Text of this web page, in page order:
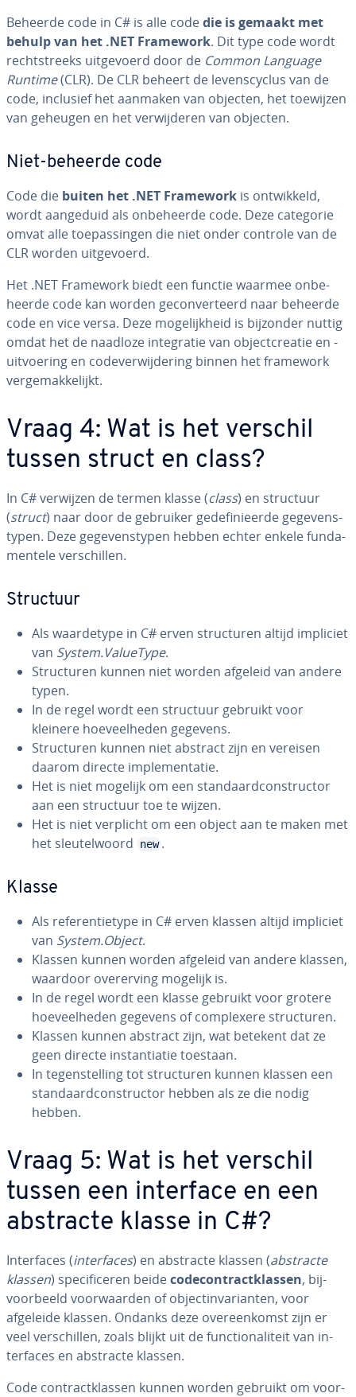
Beheerde code in C# is alle codedie is gemaakt met
behulp van het .NET Framework. Dit type code wordt
recht­streeks uit­ge­voerd door de Common Language
Runtime(CLR). De CLR beheert de le­vens­cy­clus van de
code, inclusief het aanmaken van objecten, het toewijzen
van geheugen en het ver­wij­de­ren van objecten.
Niet-beheerde code
Code die buiten het .NET Framework is ont­wik­keld,
wordt aangeduid als on­be­heer­de code. Deze categorie
omvat alle toe­pas­sin­gen die niet onder controle van de
CLR worden uit­ge­voerd.
Het .NET Framework biedt een functie waarmee on­be­
heer­de code kan worden ge­con­ver­teerd naar beheerde
code en vice versa. Deze mo­ge­lijk­heid is bijzonder nuttig
omdat het de naadloze in­te­gra­tie van ob­ject­cre­a­tie en -
uit­voe­ring en co­de­ver­wij­de­ring binnen het framework
ver­ge­mak­ke­lijkt.
Vraag 4: Wat is het verschil
tussen struct en class?
In C# verwijzen de termen klasse (class) en structuur
(struct) naar door de gebruiker ge­de­fi­ni­eer­de ge­ge­vens­
ty­pen. Deze ge­ge­vens­ty­pen hebben echter enkele fun­da­
men­te­le ver­schil­len.
Structuur
Als waar­de­ty­pe in C# erven struc­tu­ren altijd impliciet
van System.ValueType.
Struc­tu­ren kunnen niet worden afgeleid van andere
typen.
In de regel wordt een structuur gebruikt voor
kleinere hoe­veel­he­den gegevens.
Struc­tu­ren kunnen niet abstract zijn en vereisen
daarom directe im­ple­men­ta­tie.
Het is niet mogelijk om een stan­daard­con­struc­tor
aan een structuur toe te wijzen.
Het is niet verplicht om een object aan te maken met
het sleu­tel­woord
new .
Klasse
Als re­fe­ren­ti­e­ty­pe in C# erven klassen altijd impliciet
van System.Object.
Klassen kunnen worden afgeleid van andere klassen,
waardoor over­er­ving mogelijk is.
In de regel wordt een klasse gebruikt voor grotere
hoe­veel­he­den gegevens of com­plexe­re struc­tu­ren.
Klassen kunnen abstract zijn, wat betekent dat ze
geen directe in­stan­ti­a­tie toestaan.
In te­gen­stel­ling tot struc­tu­ren kunnen klassen een
stan­daard­con­struc­tor hebben als ze die nodig
hebben.
Vraag 5: Wat is het verschil
tussen een interface en een
abstracte klasse in C#?
In­ter­fa­ces (in­ter­fa­ces) en abstracte klassen (abstracte
klassen) spe­ci­fi­ce­ren beideco­de­con­tract­klas­sen, bij­
voor­beeld voor­waar­den of ob­ject­in­va­ri­an­ten, voor
afgeleide klassen. Ondanks deze over­een­komst zijn er
veel ver­schil­len, zoals blijkt uit de func­ti­o­na­li­teit van in­
ter­fa­ces en abstracte klassen.
Code con­tract­klas­sen kunnen worden gebruikt om voor­